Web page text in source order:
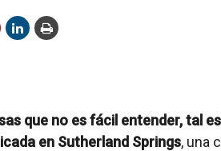
que no es fácil entender, tal
en Sutherland Springs, una